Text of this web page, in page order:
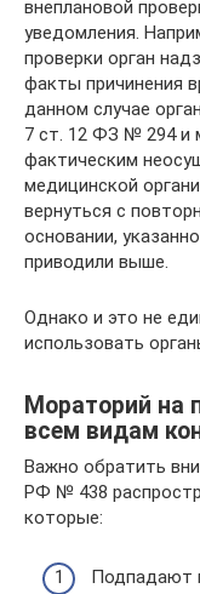
внеплановой
уведомления.
проверки орган
факты причинения
данном случае
7 ст. 12 ФЗ № 294 и
фактическим
медицинской
вернуться с
основании,
приводили выше.
Однако и это не
использовать
Мораторий на
всем видам
Важно обратить
РФ № 438
которые:
Подпадают